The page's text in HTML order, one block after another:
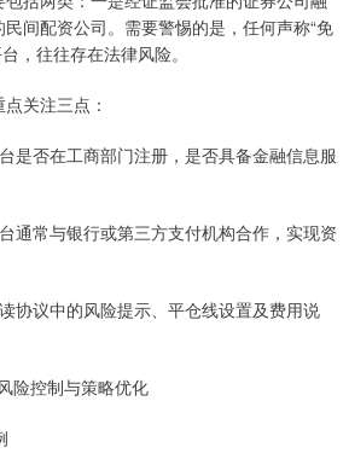
间配资公司。需要警惕的是，任何声称“免
，往往存在法律风险。
关注三点：
是否在工商部门注册，是否具备金融信息服
通常与银行或第三方支付机构合作，实现资
协议中的风险提示、平仓线设置及费用说
险控制与策略优化